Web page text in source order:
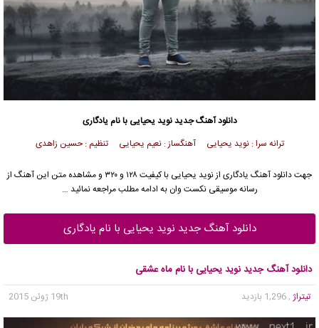
دانلود آهنگ جدیدنوید یحیایی با نام یادگاری
ترانه سرا : نوید یحیایی آهنگساز : نعیم یحیایی تنظیم : حسین زاهدی
جهت دانلود آهنگ یادگاری ازنوید یحیایی
با کیفیت ۱۲۸ و ۳۲۰ و مشاهده متن این آهنگ از
رسانه موسیقی نکست وان به ادامه مطلب مراجعه نمائید …
دانلود آهنگ جدید نوید یحیایی با نام یادگاری
دانلود آهنگ جدید نوید یحیایی با نام ماه عشقی
تیتراژ , 1,296 بازدید 19th ژوئن 2015